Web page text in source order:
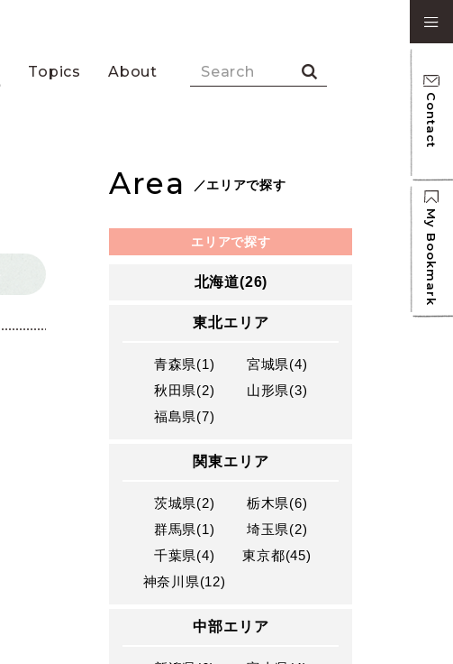
Topics About
Contact
My Bookmark
Area ／エリアで探す
エリアで探す
北海道(26)
東北エリア
青森県(1)
宮城県(4)
秋田県(2)
山形県(3)
福島県(7)
関東エリア
茨城県(2)
栃木県(6)
群馬県(1)
埼玉県(2)
千葉県(4)
東京都(45)
神奈川県(12)
中部エリア